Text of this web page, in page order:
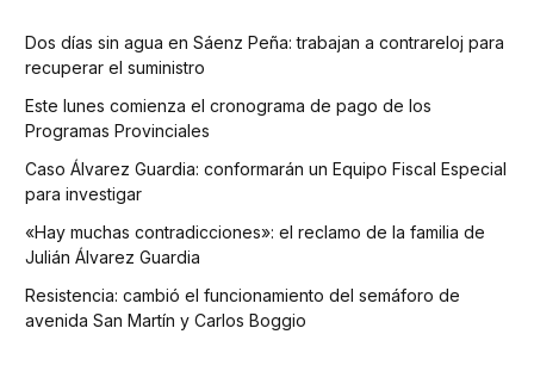
Dos días sin agua en Sáenz Peña: trabajan a contrareloj para
recuperar el suministro
Este lunes comienza el cronograma de pago de los
Programas Provinciales
Caso Álvarez Guardia: conformarán un Equipo Fiscal Especial
para investigar
«Hay muchas contradicciones»: el reclamo de la familia de
Julián Álvarez Guardia
Resistencia: cambió el funcionamiento del semáforo de
avenida San Martín y Carlos Boggio